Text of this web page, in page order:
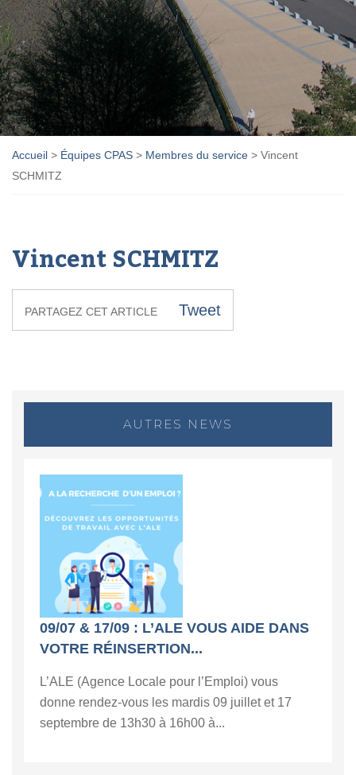
Accueil > Équipes CPAS > Membres du service > Vincent
SCHMITZ
Vincent SCHMITZ
PARTAGEZ CET ARTICLE Tweet
AUTRES NEWS
09/07 & 17/09 : L’ALE VOUS AIDE DANS
VOTRE RÉINSERTION...
L’ALE (Agence Locale pour l’Emploi) vous
donne rendez-vous les mardis 09 juillet et 17
septembre de 13h30 à 16h00 à...